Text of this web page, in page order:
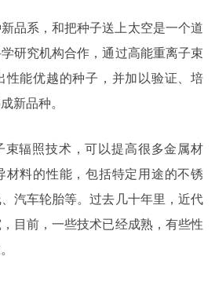
品系，和把种子送上太空是一个道
研究机构合作，通过高能重离子束
性能优越的种子，并加以验证、培
新品种。
束辐照技术，可以提高很多金属材
材料的性能，包括特定用途的不锈
汽车轮胎等。过去几十年里，近代
目前，一些技术已经成熟，有些性